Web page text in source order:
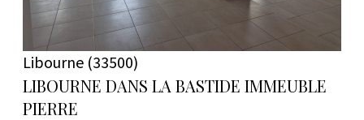
Libourne (33500)
LIBOURNE DANS LA BASTIDE IMMEUBLE
PIERRE